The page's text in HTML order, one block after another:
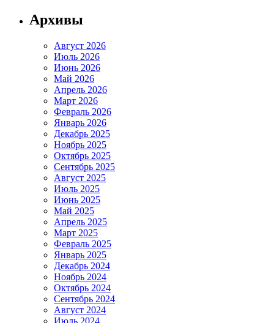
Архивы
Август 2026
Июль 2026
Июнь 2026
Май 2026
Апрель 2026
Март 2026
Февраль 2026
Январь 2026
Декабрь 2025
Ноябрь 2025
Октябрь 2025
Сентябрь 2025
Август 2025
Июль 2025
Июнь 2025
Май 2025
Апрель 2025
Март 2025
Февраль 2025
Январь 2025
Декабрь 2024
Ноябрь 2024
Октябрь 2024
Сентябрь 2024
Август 2024
Июль 2024